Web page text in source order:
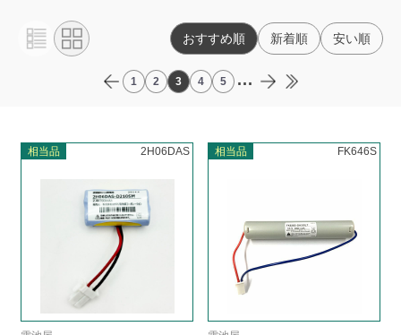
1 2 3 4 5 ...
おすすめ順 新着順 安い順
相当品 2H06DAS 相当品 FK646S